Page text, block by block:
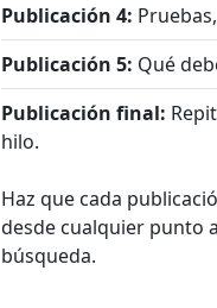
Publicación 4:
Publicación 5: Qué
Publicación final:
hilo.
Haz que cada
desde cualquier punto
búsqueda.